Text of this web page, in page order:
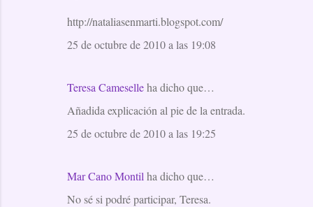
http://nataliasenmarti.blogspot.com/
25 de octubre de 2010 a las 19:08
Teresa Cameselleha dicho que…
Añadida explicación al pie de la entrada.
25 de octubre de 2010 a las 19:25
Mar Cano Montil ha dicho que…
No sé si podré participar, Teresa.